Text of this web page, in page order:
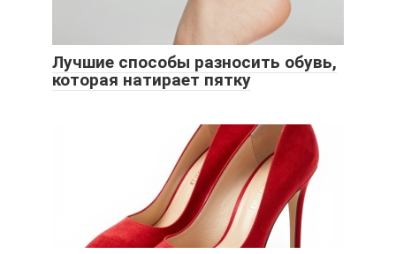
Лучшие способы разносить обувь,
которая натирает пятку